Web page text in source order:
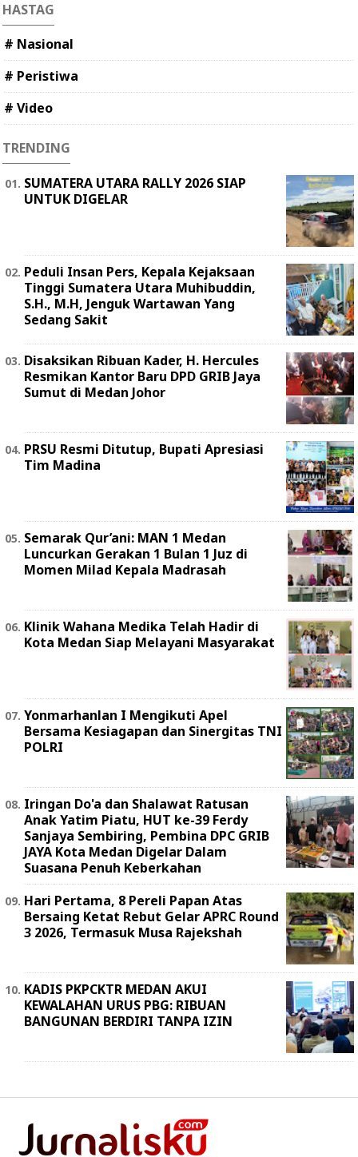
HASTAG
# Nasional
# Peristiwa
# Video
TRENDING
SUMATERA UTARA RALLY 2026 SIAP
UNTUK DIGELAR
Peduli Insan Pers, Kepala Kejaksaan
Tinggi Sumatera Utara Muhibuddin,
S.H., M.H, Jenguk Wartawan Yang
Sedang Sakit
Disaksikan Ribuan Kader, H. Hercules
Resmikan Kantor Baru DPD GRIB Jaya
Sumut di Medan Johor
PRSU Resmi Ditutup, Bupati Apresiasi
Tim Madina
Semarak Qur’ani: MAN 1 Medan
Luncurkan Gerakan 1 Bulan 1 Juz di
Momen Milad Kepala Madrasah
Klinik Wahana Medika Telah Hadir di
Kota Medan Siap Melayani Masyarakat
Yonmarhanlan I Mengikuti Apel
Bersama Kesiagapan dan Sinergitas TNI
POLRI
Iringan Do'a dan Shalawat Ratusan
Anak Yatim Piatu, HUT ke-39 Ferdy
Sanjaya Sembiring, Pembina DPC GRIB
JAYA Kota Medan Digelar Dalam
Suasana Penuh Keberkahan
Hari Pertama, 8 Pereli Papan Atas
Bersaing Ketat Rebut Gelar APRC Round
3 2026, Termasuk Musa Rajekshah
KADIS PKPCKTR MEDAN AKUI
KEWALAHAN URUS PBG: RIBUAN
BANGUNAN BERDIRI TANPA IZIN